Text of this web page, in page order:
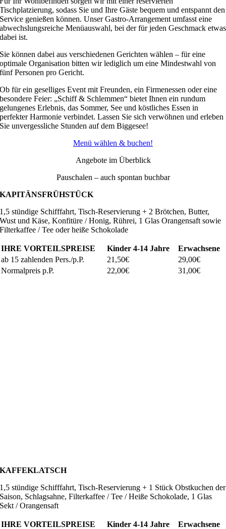
Tischplatzierung, sodass Sie und Ihre Gäste bequem und entspannt den
Service genießen können. Unser Gastro-Arrangement umfasst eine
abwechslungsreiche Menüauswahl, bei der für jeden Geschmack etwas
dabei ist.
Sie können dabei aus verschiedenen Gerichten wählen – für eine
optimale Organisation bitten wir lediglich um eine Mindestwahl von
fünf Personen pro Gericht.
Ob für ein geselliges Event mit Freunden, ein Firmenessen oder eine
besondere Feier: „Schiff & Schlemmen“ bietet Ihnen ein rundum
gelungenes Erlebnis, das Sommer, See und köstliches Essen in
perfekter Harmonie verbindet. Lassen Sie sich verwöhnen und erleben
Sie unvergessliche Stunden auf dem Biggesee!
Menü wählen & buchen!
Angebote im Überblick
Pauschalen – auch spontan buchbar
KAPITÄNSFRÜHSTÜCK
1,5 stündige Schifffahrt, Tisch-Reservierung + 2 Brötchen, Butter,
Wust und Käse, Konfitüre / Honig, Rührei, 1 Glas Orangensaft sowie
Filterkaffee / Tee oder heiße Schokolade
IHRE VORTEILSPREISE Kinder4-14 Jahre
Erwachsene
ab 15 zahlenden Pers./p.P.
21,50€
29,00€
Normalpreis p.P.
22,00€ 31,00€
KAFFEKLATSCH
1,5 stündige Schifffahrt, Tisch-Reservierung + 1 Stück Obstkuchen der
Saison, Schlagsahne, Filterkaffee / Tee / Heiße Schokolade, 1 Glas
Sekt / Orangensaft
IHRE VORTEILSPREISE Kinder4-14 Jahre
Erwachsene